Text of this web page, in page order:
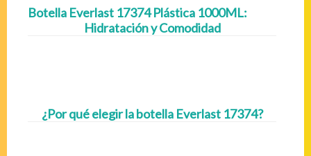
Botella Everlast 17374 Plástica 1000ML:
Hidratación y Comodidad
¿Por qué elegir la botella Everlast 17374?